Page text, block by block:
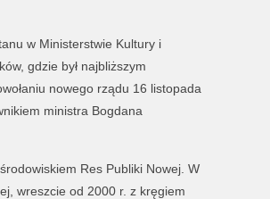
w Ministerstwie Kultury i
gdzie był najbliższym
nowego rządu 16 listopada
ministra Bogdana
Res Publiki Nowej. W
wreszcie od 2000 r. z kręgiem